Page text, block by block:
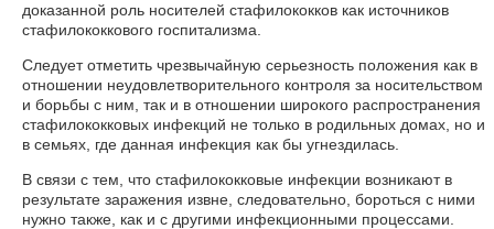
доказанной роль носителей стафилококков как источников
стафилококкового госпитализма.
Следует отметить чрезвычайную серьезность положения как в
отношении неудовлетворительного контроля за носительством
и борьбы с ним, так и в отношении широкого распространения
стафилококковых инфекций не только в родильных домах, но и
в семьях, где данная инфекция как бы угнездилась.
В связи с тем, что стафилококковые инфекции возникают в
результате заражения извне, следовательно, бороться с ними
нужно также, как и с другими инфекционными процессами.